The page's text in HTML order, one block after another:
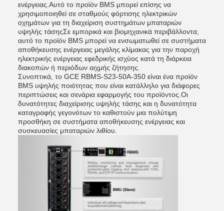
ενέργειας.Αυτό το προϊόν BMS μπορεί επίσης να
χρησιμοποιηθεί σε σταθμούς φόρτισης ηλεκτρικών
οχημάτων για τη διαχείριση συστημάτων μπαταριών
υψηλής τάσηςΣε εμπορικά και βιομηχανικά περιβάλλοντα,
αυτό το προϊόν BMS μπορεί να ενσωματωθεί σε συστήματα
αποθήκευσης ενέργειας μεγάλης κλίμακας για την παροχή
ηλεκτρικής ενέργειας εφεδρικής ισχύος κατά τη διάρκεια
διακοπών ή περιόδων αιχμής ζήτησης.
Συνοπτικά, το GCE RBMS-S23-50A-350 είναι ένα προϊόν
BMS υψηλής ποιότητας που είναι κατάλληλο για διάφορες
περιπτώσεις και σενάρια εφαρμογής του προϊόντος.Οι
δυνατότητες διαχείρισης υψηλής τάσης και η δυνατότητα
καταγραφής γεγονότων το καθιστούν μια πολύτιμη
προσθήκη σε συστήματα αποθήκευσης ενέργειας και
συσκευασίες μπαταριών λιθίου.